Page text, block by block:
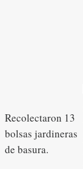
Recolectaron 13
bolsas jardineras
de basura.